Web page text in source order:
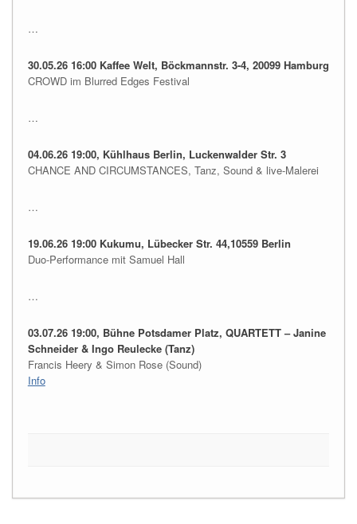
…
30.05.26 16:00 Kaffee Welt, Böckmannstr. 3-4, 20099 Hamburg
CROWD im Blurred Edges Festival
…
04.06.26 19:00, Kühlhaus Berlin, Luckenwalder Str. 3
CHANCE AND CIRCUMSTANCES, Tanz, Sound & live-Malerei
…
19.06.26 19:00 Kukumu, Lübecker Str. 44,10559 Berlin
Duo-Performance mit Samuel Hall
…
03.07.26 19:00, Bühne Potsdamer Platz, QUARTETT – Janine
Schneider & Ingo Reulecke (Tanz)
Francis Heery & Simon Rose (Sound)
Info